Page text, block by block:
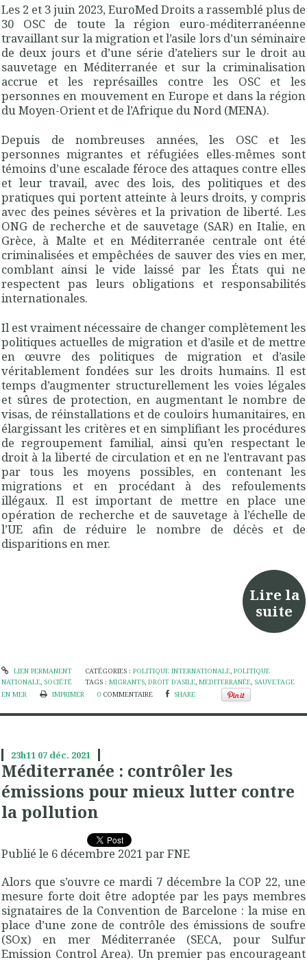
Les 2 et 3 juin 2023, EuroMed Droits a rassemblé plus de
30 OSC de toute la région euro-méditerranéenne
travaillant sur la migration et l’asile lors d’un séminaire
de deux jours et d’une série d’ateliers sur le droit au
sauvetage en Méditerranée et sur la criminalisation
accrue et les représailles contre les OSC et les
personnes en mouvement en Europe et dans la région
du Moyen-Orient et de l’Afrique du Nord (MENA).
Depuis de nombreuses années, les OSC et les
personnes migrantes et réfugiées elles-mêmes sont
témoins d’une escalade féroce des attaques contre elles
et leur travail, avec des lois, des politiques et des
pratiques qui portent atteinte à leurs droits, y compris
avec des peines sévères et la privation de liberté. Les
ONG de recherche et de sauvetage (SAR) en Italie, en
Grèce, à Malte et en Méditerranée centrale ont été
criminalisées et empêchées de sauver des vies en mer,
comblant ainsi le vide laissé par les États qui ne
respectent pas leurs obligations et responsabilités
internationales.
Il est vraiment nécessaire de changer complètement les
politiques actuelles de migration et d’asile et de mettre
en œuvre des politiques de migration et d’asile
véritablement fondées sur les droits humains. Il est
temps d’augmenter structurellement les voies légales
et sûres de protection, en augmentant le nombre de
visas, de réinstallations et de couloirs humanitaires, en
élargissant les critères et en simplifiant les procédures
de regroupement familial, ainsi qu’en respectant le
droit à la liberté de circulation et en ne l’entravant pas
par tous les moyens possibles, en contenant les
migrations et en procédant à des refoulements
illégaux. Il est important de mettre en place une
opération de recherche et de sauvetage à l’échelle de
l’UE afin de réduire le nombre de décès et de
disparitions en mer.
Lire la
suite
LIEN PERMANENT CATÉGORIES : POLITIQUE INTERNATIONALE, POLITIQUE
NATIONALE, SOCIÉTÉ TAGS :MIGRANTS,DROIT D'ASILE,MEDITERRANÉE, SAUVETAGE
EN MER
IMPRIMER 0 COMMENTAIRE SHARE
23h11 07 déc. 2021
Méditerranée : contrôler les
émissions pour mieux lutter contre
la pollution
Publié le 6 décembre 2021 par FNE
Alors que s’ouvre ce mardi 7 décembre la COP 22, une
mesure forte doit être adoptée par les pays membres
signataires de la Convention de Barcelone : la mise en
place d’une zone de contrôle des émissions de soufre
(SOx) en mer Méditerranée (SECA, pour Sulfur
Emission Control Area). Un premier pas encourageant